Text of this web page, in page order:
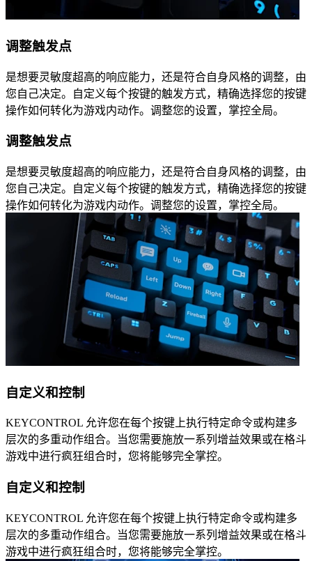
调整触发点
是想要灵敏度超高的响应能力，还是符合自身风格的调整，由
您自己决定。自定义每个按键的触发方式，精确选择您的按键
操作如何转化为游戏内动作。调整您的设置，掌控全局。
调整触发点
是想要灵敏度超高的响应能力，还是符合自身风格的调整，由
您自己决定。自定义每个按键的触发方式，精确选择您的按键
操作如何转化为游戏内动作。调整您的设置，掌控全局。
自定义和控制
KEYCONTROL 允许您在每个按键上执行特定命令或构建多
层次的多重动作组合。当您需要施放一系列增益效果或在格斗
游戏中进行疯狂组合时，您将能够完全掌控。
自定义和控制
KEYCONTROL 允许您在每个按键上执行特定命令或构建多
层次的多重动作组合。当您需要施放一系列增益效果或在格斗
游戏中进行疯狂组合时，您将能够完全掌控。